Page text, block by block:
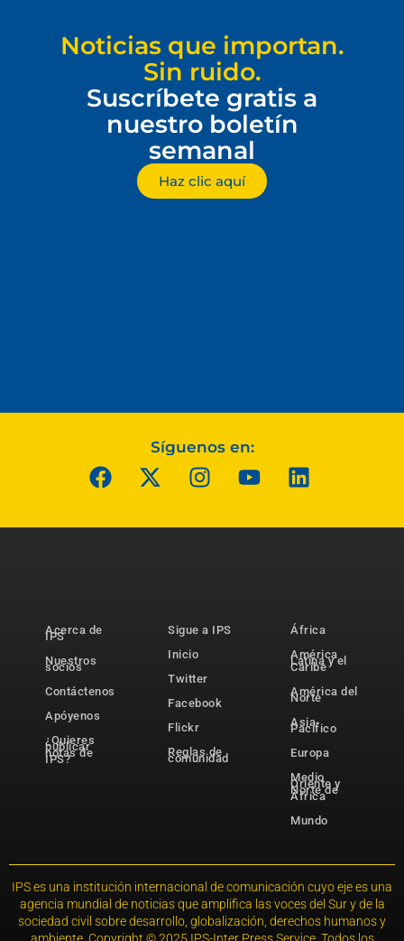
Noticias que importan.
Sin ruido.
Suscríbete gratis a
nuestro boletín
semanal
Haz clic aquí
Síguenos en:
Acerca de
IPS
Nuestros
socios
Contáctenos
Apóyenos
¿Quieres
publicar
notas de
IPS?
Sigue a IPS
Inicio
Twitter
Facebook
Flickr
Reglas de
comunidad
África
América
Latina y el
Caribe
América del
Norte
Asia-
Pacífico
Europa
Medio
Oriente y
Norte de
África
Mundo
IPS es una institución internacional de comunicación cuyo eje es una
agencia mundial de noticias que amplifica las voces del Sur y de la
sociedad civil sobre desarrollo, globalización, derechos humanos y
ambiente. Copyright © 2025 IPS-Inter Press Service. Todos los